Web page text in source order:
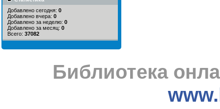
Добавлено сегодня: 0
Добавлено вчера: 0
Добавлено за неделю: 0
Добавлено за месяц: 0
Всего: 37082
Библиотека